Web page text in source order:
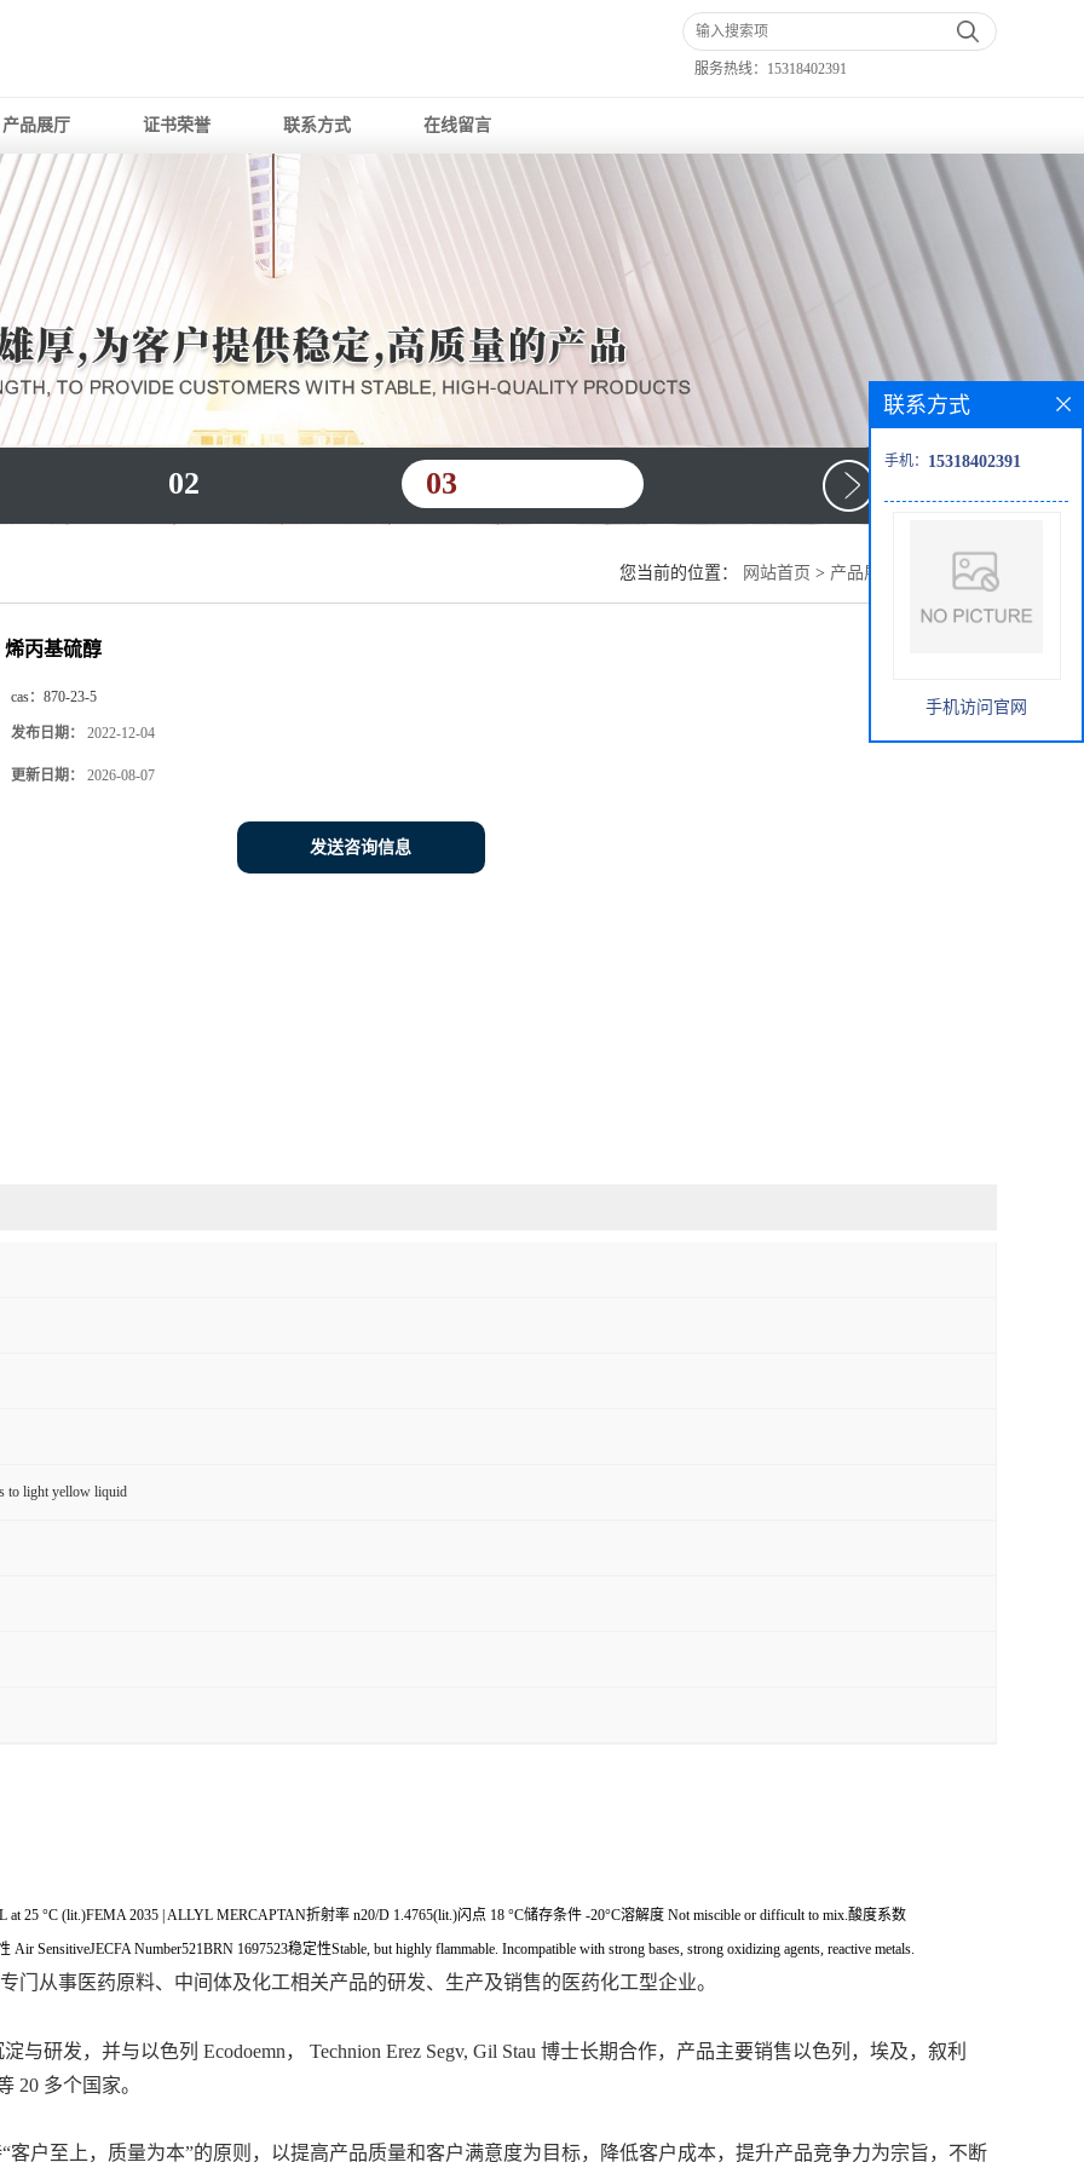
服务热线： 15318402391
产品展厅 证书荣誉 联系方式 在线留言
02 03
您当前的位置： 网站首页 > 产品展厅 烯丙基硫醇
烯丙基硫醇
cas： 870-23-5
发布日期： 2022-12-04
更新日期： 2026-08-07
发送咨询信息
to light yellow liquid
at 25 °C (lit.)FEMA 2035 | ALLYL MERCAPTAN折射率 n20/D 1.4765(lit.)闪点 18 °C储存条件 -20°C溶解度 Not miscible or difficult to mix.酸度系数
SensitiveJECFA Number521BRN 1697523稳定性Stable, but highly flammable. Incompatible with strong bases, strong oxidizing agents, reactive metals.
门从事医药原料、中间体及化工相关产品的研发、生产及销售的医药化工型企业。
发，并与以色列 Ecodoemn， Technion Erez Segv, Gil Stau 博士长期合作，产品主要销售以色列，埃及，叙利
20 多个国家。
至上，质量为本”的原则，以提高产品质量和客户满意度为目标，降低客户成本，提升产品竞争力为宗旨，不断
联系方式
手机： 15318402391
手机访问官网